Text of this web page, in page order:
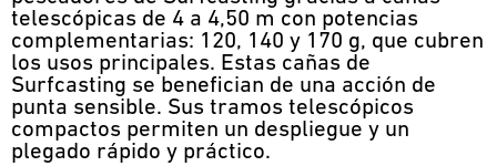
telescópicas de 4 a 4,50 m con potencias
complementarias: 120, 140 y 170 g, que cubren
los usos principales. Estas cañas de
Surfcasting se benefician de una acción de
punta sensible. Sus tramos telescópicos
compactos permiten un despliegue y un
plegado rápido y práctico.